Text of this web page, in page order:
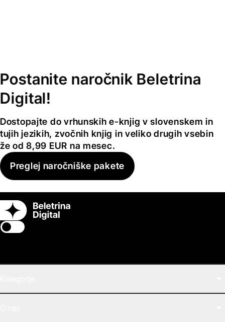
Postanite naročnik Beletrina
Digital!
Dostopajte do vrhunskih e-knjig v slovenskem in
tujih jezikih, zvočnih knjig in veliko drugih vsebin
že od 8,99 EUR na mesec.
Preglej naročniške pakete
Switch theme